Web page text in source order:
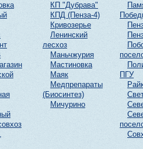
КП "Дубрава"
КПД (Пенза-4)
Кривозерье
Ленинский
лесхоз
Маньчжурия
Мастиновка
Маяк
Медпрепараты
(Биосинтез)
Мичурино
ПГУ